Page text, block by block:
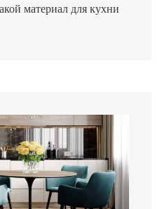
материал для кухни